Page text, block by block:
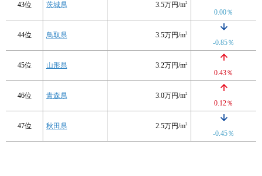
43位 茨城県 3.5万円/m2
0.00％
44位 鳥取県 3.5万円/m2
-0.85％
45位 山形県 3.2万円/m2
0.43％
46位 青森県 3.0万円/m2
0.12％
47位 秋田県 2.5万円/m2
-0.45％